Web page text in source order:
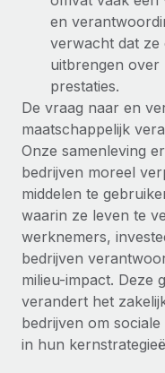
en
verwacht dat ze
uitbrengen over
prestaties.
De vraag naar en
maatschappelijk
Onze samenleving
bedrijven moreel
middelen te
waarin ze leven te
werknemers,
bedrijven
milieu-impact. Deze
verandert het
bedrijven om
in hun